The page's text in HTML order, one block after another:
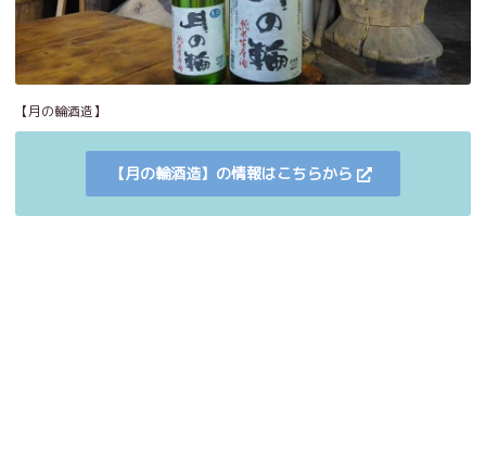
【月の輪酒造】
【月の輪酒造】の情報はこちらから